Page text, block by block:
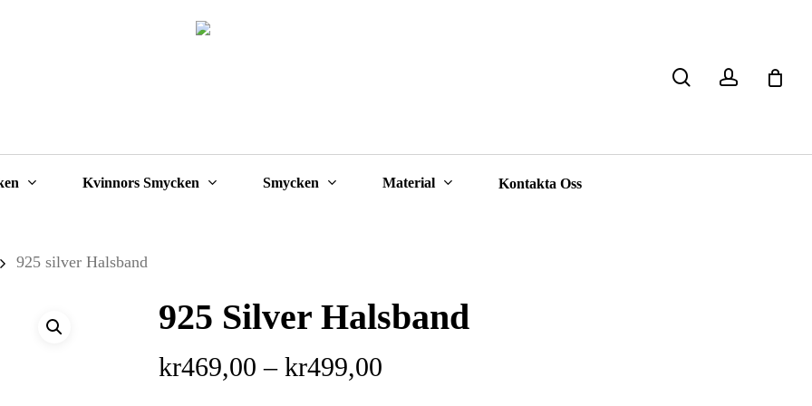
Kvinnors Smycken Smycken Material Kontakta Oss
925 silver Halsband
925 Silver Halsband
kr469,00 – kr499,00Prisintervall: